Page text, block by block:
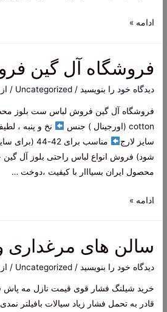
خرید
خانگی
ادامه »
فروشگاه آل گین
دیدگاه‌ خود را بنویسید /
Uncategorized / از
cotton (اورجینال ) جنس
نخ و پنبه ،
سایز لارج
شود) فروش انواع لباس راحتی بلوز آل
محصول ایران بسیااار با کیفیت ،دوخت …
فروشگاه
فروش
لباس
ادامه »
سالن های مرغداری
دیدگاه‌ خود را بنویسید /
Uncategorized / از
خرید شیلنگ فشار قوی قیمت نازل مه
قادر به تحمل فشار زیاد سیالات بافیلتر